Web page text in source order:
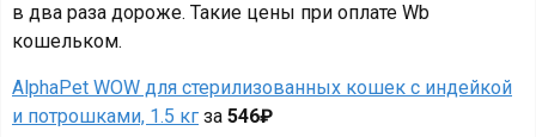
в два раза дороже. Такие цены при оплате Wb
кошельком.
AlphaPet WOW для стерилизованных кошек с индейкой
и потрошками, 1.5 кг за 546₽